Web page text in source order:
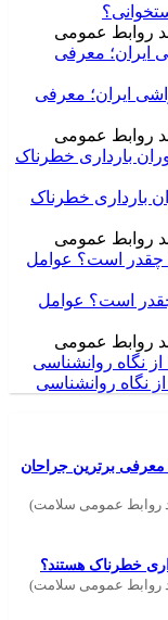
روابط عمومی
ایران؛ معرفی
ایران؛ معرفی
روابط عمومی
بارداری خطرناک
بارداری خطرناک
روابط عمومی
چقدر است؟ عوامل
چقدر است؟ عوامل
روابط عمومی
از نگاه روانشناسی
نگاه روانشناسی
معرفی برترین جراحان
روابط عمومی سلامت)
خطرناک هستند؟
روابط عمومی سلامت)